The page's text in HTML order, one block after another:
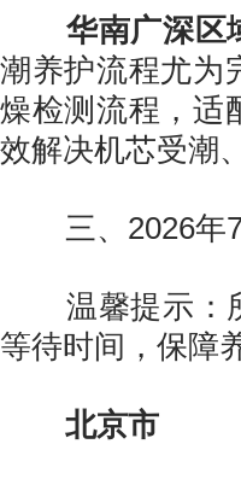
华南广深区
潮养护流程尤为
燥检测流程，适
效解决机芯受潮
三、2026年7
温馨提示：所
等待时间，保障
北京市